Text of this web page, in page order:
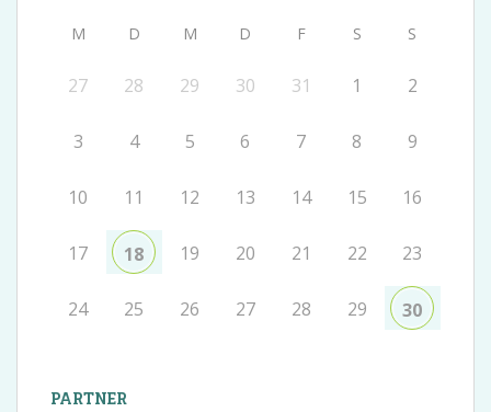
M D M D F S S
27 28 29 30 31 1 2
3 4 5 6 7 8 9
10 11 12 13 14 15 16
17 18 19 20 21 22 23
24 25 26 27 28 29 30
PARTNER